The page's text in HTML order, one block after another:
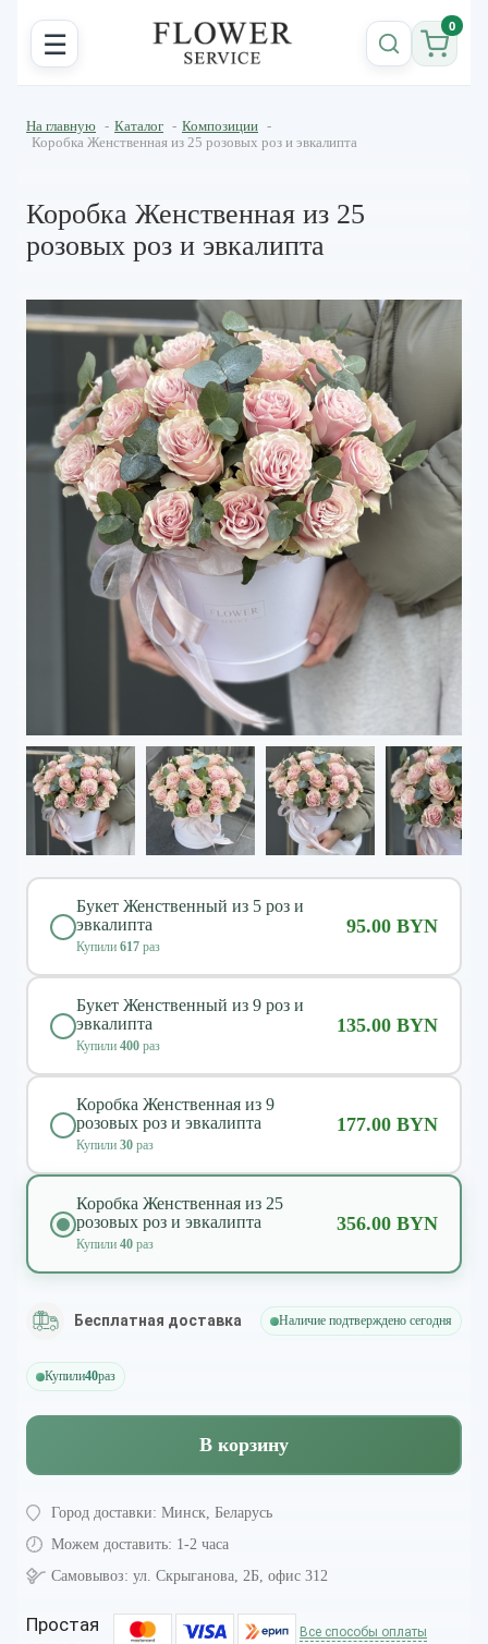
☰ 0
На главную - Каталог - Композиции -
Коробка Женственная из 25 розовых роз и эвкалипта
Коробка Женственная из 25
розовых роз и эвкалипта
Букет Женственный из 5 роз и
эвкалипта
Купили 617 раз
95.00 BYN
Букет Женственный из 9 роз и
эвкалипта
Купили 400 раз
135.00 BYN
Коробка Женственная из 9
розовых роз и эвкалипта
Купили 30 раз
177.00 BYN
Коробка Женственная из 25
розовых роз и эвкалипта
Купили 40 раз
356.00 BYN
Бесплатная доставка Наличие подтверждено сегодня
Купили40раз
В корзину
Город доставки: Минск, Беларусь
Можем доставить: 1-2 часа
Самовывоз: ул. Скрыганова, 2Б, офис 312
Простая
Все способы оплаты